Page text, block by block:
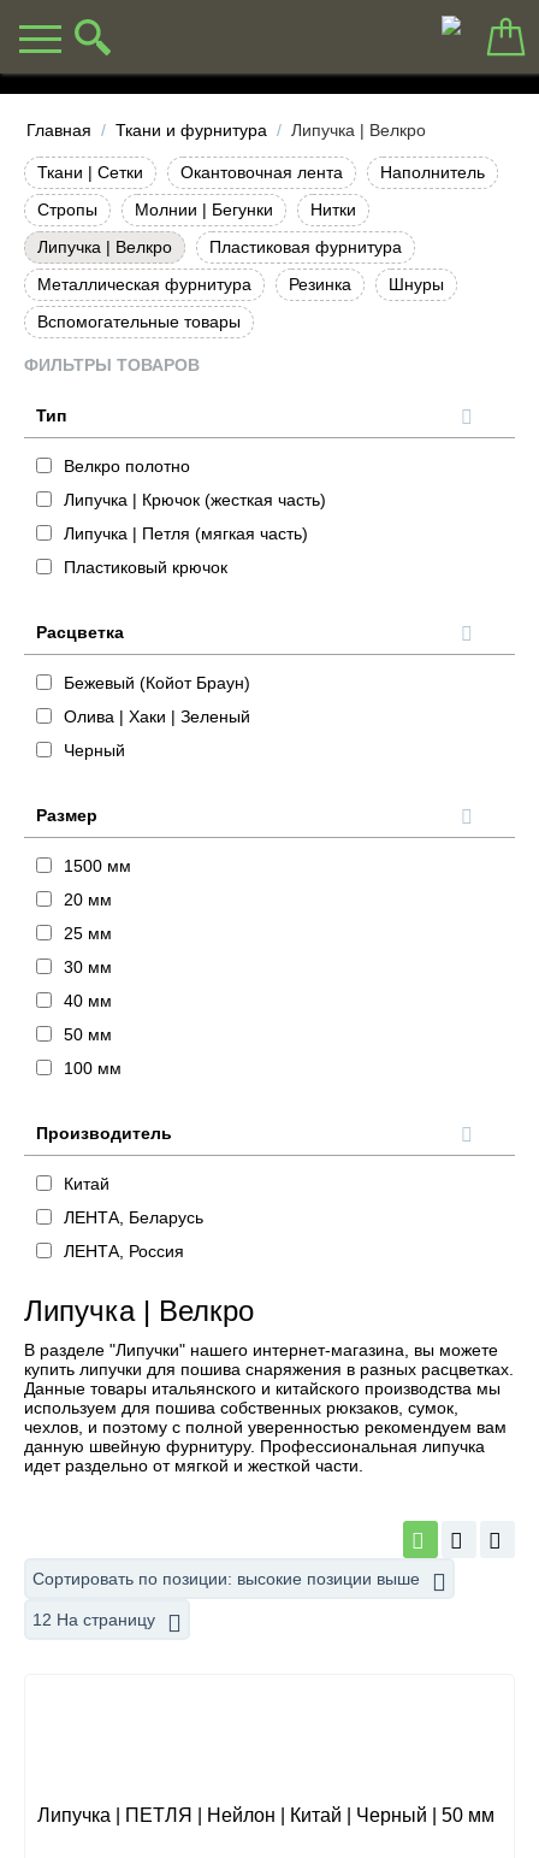
Главная / Ткани и фурнитура / Липучка | Велкро
Ткани | Сетки Окантовочная лента
Наполнитель
Стропы
Молнии | Бегунки
Нитки
Липучка | Велкро
Пластиковая фурнитура
Металлическая фурнитура
Резинка
Шнуры
Вспомогательные товары
ФИЛЬТРЫ ТОВАРОВ
Тип
Велкро полотно
Липучка | Крючок (жесткая часть)
Липучка | Петля (мягкая часть)
Пластиковый крючок
Расцветка
Бежевый (Койот Браун)
Олива | Хаки | Зеленый
Черный
Размер
1500 мм
20 мм
25 мм
30 мм
40 мм
50 мм
100 мм
Производитель
Китай
ЛЕНТА, Беларусь
ЛЕНТА, Россия
Липучка | Велкро
В разделе "Липучки" нашего интернет-магазина, вы можете
купить липучки для пошива снаряжения в разных расцветках.
Данные товары итальянского и китайского производства мы
используем для пошива собственных рюкзаков, сумок,
чехлов, и поэтому с полной уверенностью рекомендуем вам
данную швейную фурнитуру. Профессиональная липучка
идет раздельно от мягкой и жесткой части.
Сортировать по позиции: высокие позиции выше
12 На страницу
Липучка | ПЕТЛЯ | Нейлон | Китай | Черный | 50 мм